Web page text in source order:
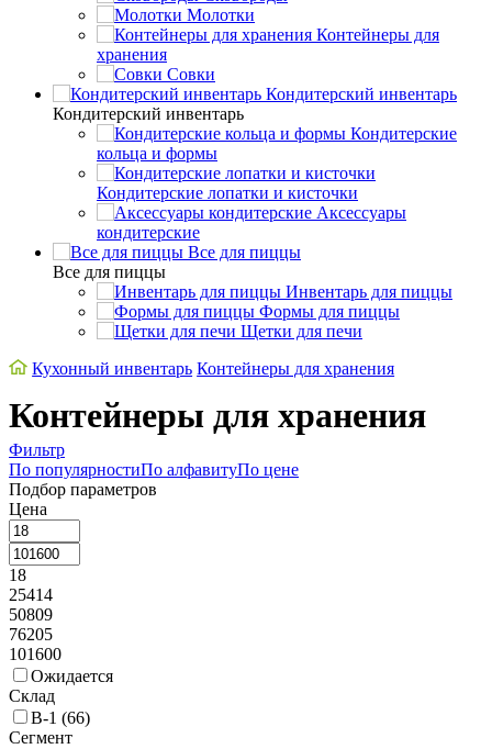
Молотки
Контейнеры для
хранения
Совки
Кондитерский инвентарь
Кондитерский инвентарь
Кондитерские
кольца и формы
Кондитерские лопатки и кисточки
Аксессуары
кондитерские
Все для пиццы
Все для пиццы
Инвентарь для пиццы
Формы для пиццы
Щетки для печи
Кухонный инвентарь Контейнеры для хранения
Контейнеры для хранения
Фильтр
По популярностиПо алфавитуПо цене
Подбор параметров
Цена
18
25414
50809
76205
101600
Ожидается
Склад
В-1 (66)
Сегмент